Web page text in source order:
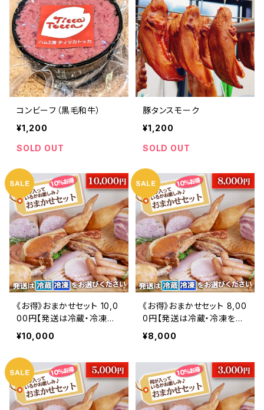
コンビーフ（黒毛和牛）
¥1,200
SOLD OUT
豚タンスモーク
¥1,200
SOLD OUT
《お得》おまかせセット 10,0
00円【発送は冷蔵・冷凍を
お選びいただけます】
¥10,000
《お得》おまかせセット 8,00
0円【発送は冷蔵・冷凍をお
選びいただけます】
¥8,000